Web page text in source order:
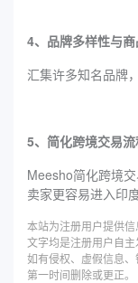
4、品牌多样性与
汇集许多知名品牌
5、简化跨境交易
Meesho简化跨境
卖家更容易进入印
本站为注册用户提供
文字均是注册用户自主
如有侵权、虚假信息
第一时间删除或更正。